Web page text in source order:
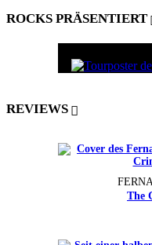
ROCKS PRÄSENTIERT
REVIEWS
The